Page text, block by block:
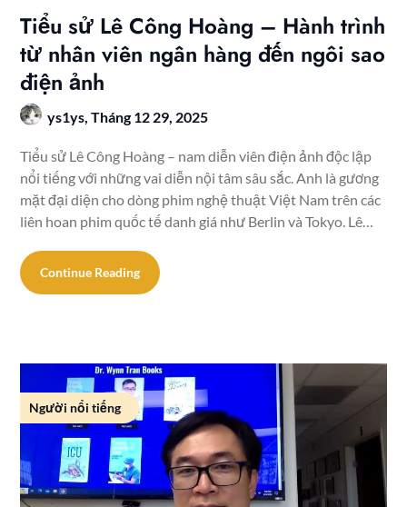
Tiểu sử Lê Công Hoàng – Hành trình
từ nhân viên ngân hàng đến ngôi sao
điện ảnh
ys1ys,Tháng 12 29, 2025
Tiểu sử Lê Công Hoàng – nam diễn viên điện ảnh độc lập
nổi tiếng với những vai diễn nội tâm sâu sắc. Anh là gương
mặt đại diện cho dòng phim nghệ thuật Việt Nam trên các
liên hoan phim quốc tế danh giá như Berlin và Tokyo. Lê…
Continue Reading
Người nổi tiếng